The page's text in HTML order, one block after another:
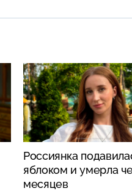
Россиянка
яблоком и умерла
месяцев